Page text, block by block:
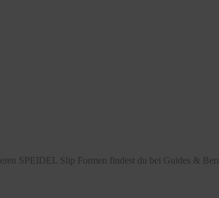
SPEIDEL Slip Formen findest du bei Guides &